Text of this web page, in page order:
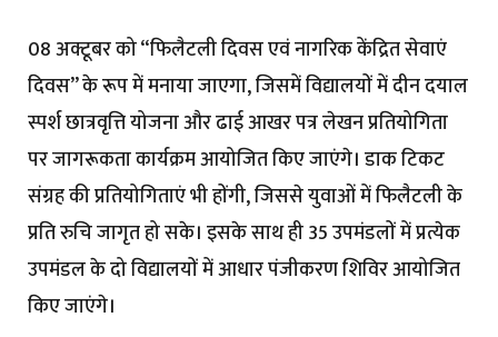
08 अक्टूबर को “फिलैटली दिवस एवं नागरिक केंद्रित सेवाएं
दिवस” के रूप में मनाया जाएगा, जिसमें विद्यालयों में दीन दयाल
स्पर्श छात्रवृत्ति योजना और ढाई आखर पत्र लेखन प्रतियोगिता
पर जागरूकता कार्यक्रम आयोजित किए जाएंगे। डाक टिकट
संग्रह की प्रतियोगिताएं भी होंगी, जिससे युवाओं में फिलैटली के
प्रति रुचि जागृत हो सके। इसके साथ ही 35 उपमंडलों में प्रत्येक
उपमंडल के दो विद्यालयों में आधार पंजीकरण शिविर आयोजित
किए जाएंगे।